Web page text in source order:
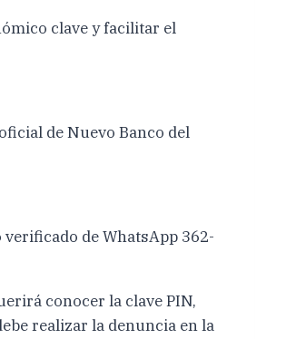
clave y facilitar el
de Nuevo Banco del
de WhatsApp 362-
conocer la clave PIN,
realizar la denuncia en la